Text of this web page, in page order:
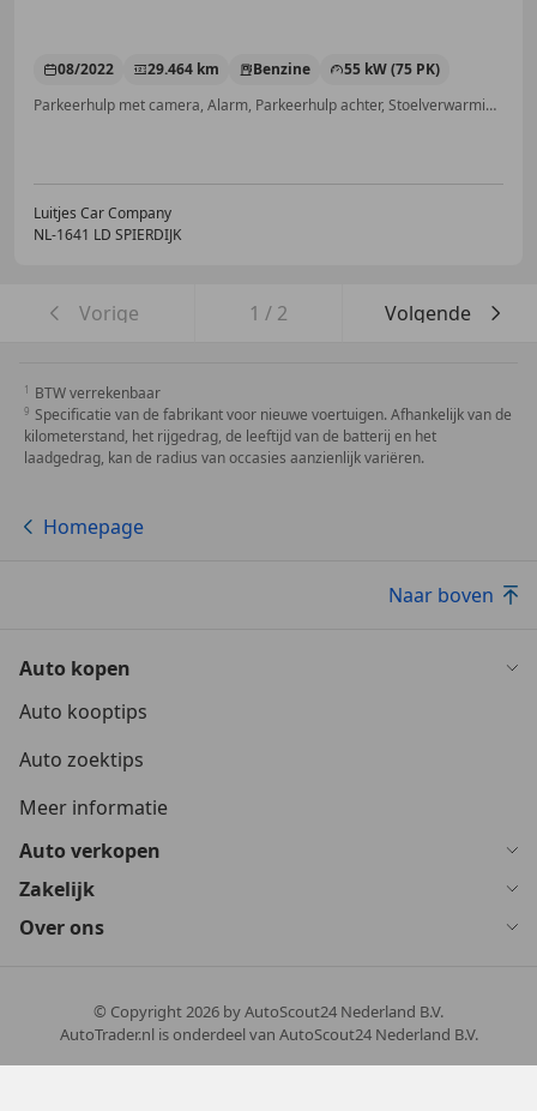
08/2022 29.464 km Benzine
55 kW (75 PK)
Parkeerhulp met camera, Alarm, Parkeerhulp achter, Stoelverwarming, Regensensor, Elektrisch verstelbare buitenspiegels, Airconditioning, Lane Departure Warning Systeem
Luitjes Car Company
NL-1641 LD SPIERDIJK
Vorige 1 / 2 Volgende
BTW verrekenbaar
Specificatie van de fabrikant voor nieuwe voertuigen. Afhankelijk van de
kilometerstand, het rijgedrag, de leeftijd van de batterij en het
laadgedrag, kan de radius van occasies aanzienlijk variëren.
Homepage
Naar boven
Auto kopen
Auto kooptips
Auto zoektips
Meer informatie
Auto verkopen
Zakelijk
Over ons
© Copyright2026 by AutoScout24 Nederland B.V.
AutoTrader.nl is onderdeel van AutoScout24 Nederland B.V.